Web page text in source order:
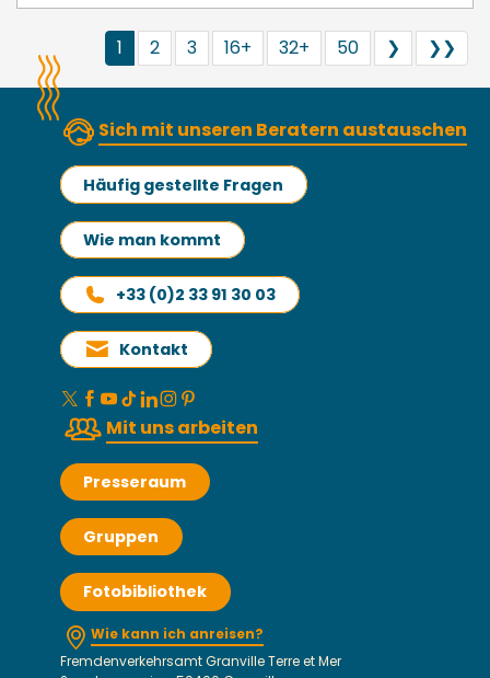
1 2 3 16+ 32+ 50 ❯ ❯❯
Sich mit unseren Beratern austauschen
Häufig gestellte Fragen
Wie man kommt
+33 (0)2 33 91 30 03
Kontakt
Mit uns arbeiten
Presseraum
Gruppen
Fotobibliothek
Wie kann ich anreisen?
Fremdenverkehrsamt Granville Terre et Mer